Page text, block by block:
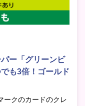
ー「グリーンビ
も3倍！ゴールド
ークのカードのクレ